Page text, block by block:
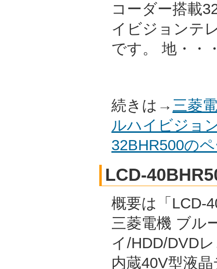
コーダー搭載
イビジョンテ
です。 地・・
続きは→ 三菱
ルハイビジョ
32BHR500の
LCD-
概要は「LCD-
三菱電機 ブル
イ/HDD/DVD
内蔵40V型液